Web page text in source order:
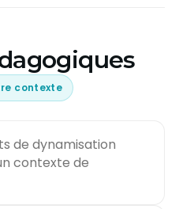
contexte
de dynamisation
contexte de